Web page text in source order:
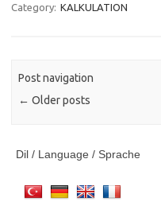
Category: KALKULATION
Post navigation
← Older posts
Dil / Language / Sprache